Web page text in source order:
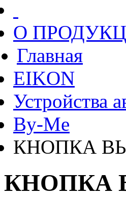
О
Главная
EIKON
Устройства
By-Me
КНОПКА
КНОПКА